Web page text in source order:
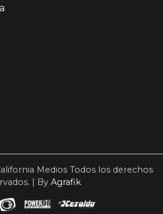
Medios Todos los derechos
| By Agrafik